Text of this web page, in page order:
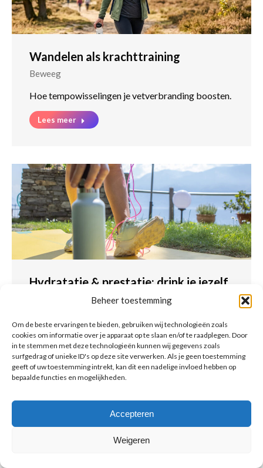
Beheer toestemming
Om de beste ervaringen te bieden, gebruiken wij technologieën zoals
cookies om informatie over je apparaat op te slaan en/of te raadplegen. Door
in te stemmen met deze technologieën kunnen wij gegevens zoals
surfgedrag of unieke ID's op deze site verwerken. Als je geen toestemming
geeft of uw toestemming intrekt, kan dit een nadelige invloed hebben op
bepaalde functies en mogelijkheden.
Accepteren
Weigeren
Wandelen als krachttraining
Beweeg
Hoe tempowisselingen je vetverbranding boosten.
Lees meer
Hydratatie & prestatie: drink je jezelf
Te weinig drinken kan je training ongemerkt
onderuit halen.
Lees meer